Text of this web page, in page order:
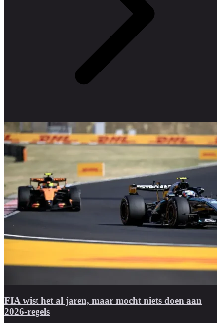
FIA wist het al jaren, maar mocht niets doen aan
2026-regels